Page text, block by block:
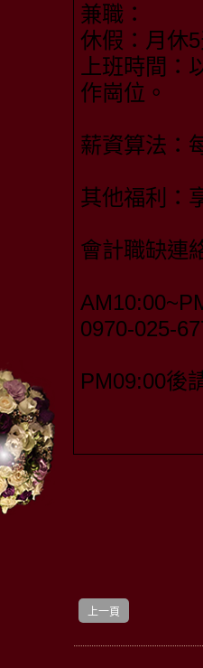
兼職：
休假：月休
上班時間
作崗位。
薪資算法：
其他福利：
會計職缺連
0970-025-
PM09:00後
上一頁